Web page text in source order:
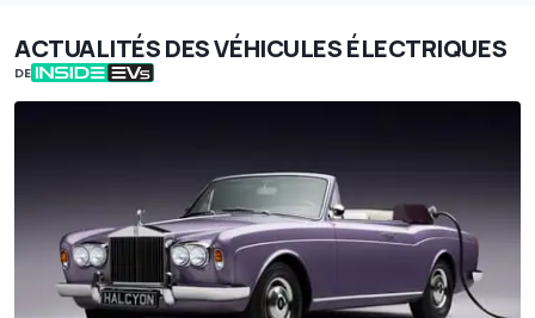
ACTUALITÉS DES VÉHICULES ÉLECTRIQUES
DE